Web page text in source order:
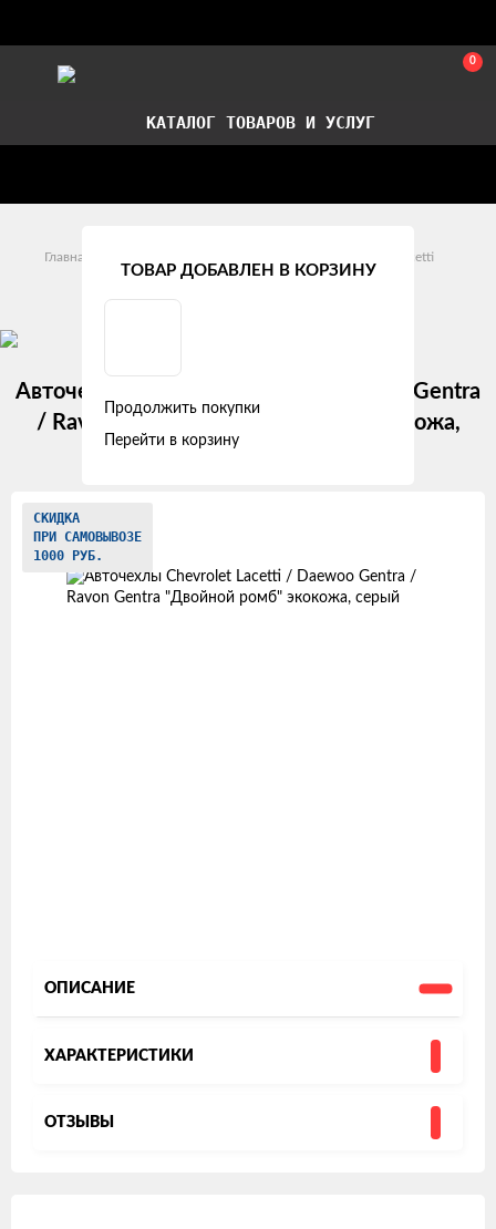
0
КАТАЛОГ ТОВАРОВ И УСЛУГ
Главная
Lacetti
Chevrolet Lacetti (2004 - 2013)
Авточехлы Chevrolet Lacetti / Daewoo Gentra
/ Ravon Gentra "Двойной ромб" экокожа,
серый
Изображения
товаров
СКИДКА
ПРИ САМОВЫВОЗЕ
1000 РУБ.
ОПИСАНИЕ
ХАРАКТЕРИСТИКИ
ОТЗЫВЫ
ТОВАР ДОБАВЛЕН В КОРЗИНУ
Продолжить покупки
Перейти в корзину